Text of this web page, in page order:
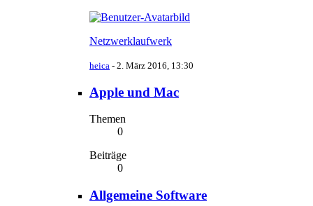
Netzwerklaufwerk
heica - 2. März 2016, 13:30
Apple und Mac
Themen
0
Beiträge
0
Allgemeine Software